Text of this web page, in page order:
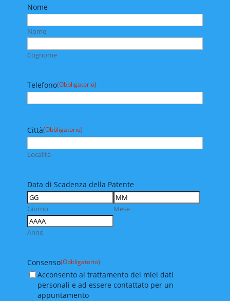
Nome
Nome
Cognome
Telefono(Obbligatorio)
Città(Obbligatorio)
Località
Data di Scadenza della Patente
Giorno Mese
Anno
Consenso(Obbligatorio)
Acconsento al trattamento dei miei dati
personali e ad essere contattato per un
appuntamento